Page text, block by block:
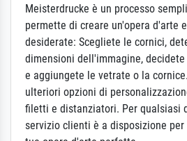
Meisterdrucke è un processo
permette di creare un'opera d'arte
desiderate: Scegliete le cornici,
dimensioni dell'immagine,
e aggiungete le vetrate o la
ulteriori opzioni di
filetti e distanziatori. Per qualsiasi
servizio clienti è a disposizione